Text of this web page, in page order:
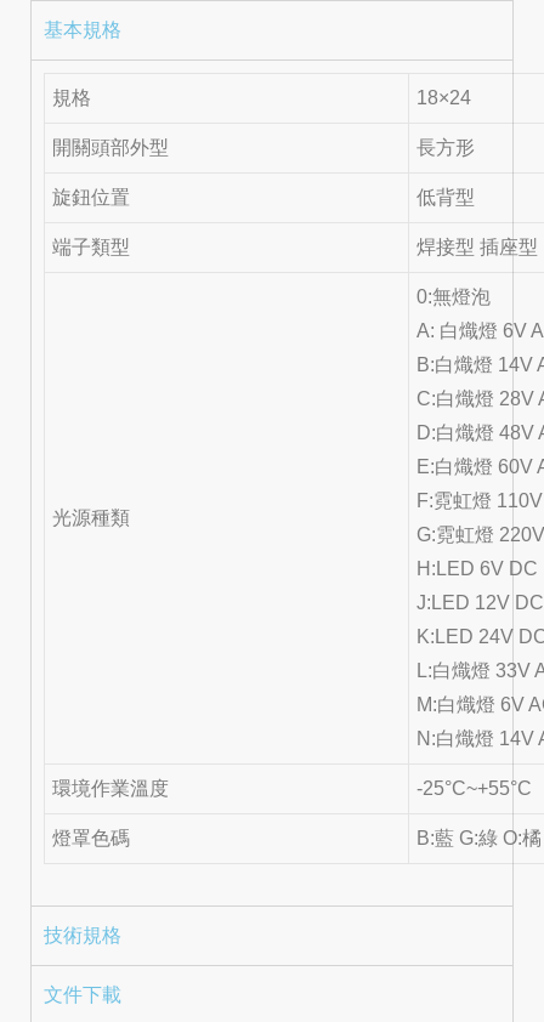
基本規格
規格 18×24
開關頭部外型 長方形
旋鈕位置 低背型
端子類型 焊接型 插座型
光源種類
0:無燈泡
A: 白熾燈 6V
B:白熾燈 14V
C:白熾燈 28V
D:白熾燈 48V
E:白熾燈 60V
F:霓虹燈
G:霓虹燈
H:LED 6V DC
J:LED 12V DC
K:LED 24V
L:白熾燈 33V
M:白熾燈 6V
N:白熾燈 14V
環境作業溫度 -25°C~+55°C
燈罩色碼 B:藍 G:綠 O:
技術規格
文件下載